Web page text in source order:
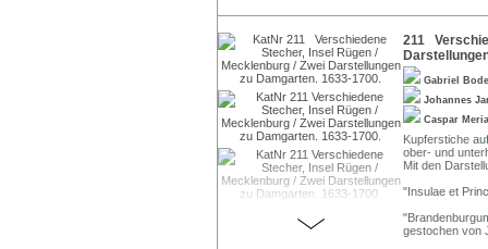
211
Gabriel
Johannes
Caspar
Kupferstiche
ober- und
Mit den
"Insulae et
gestochen von